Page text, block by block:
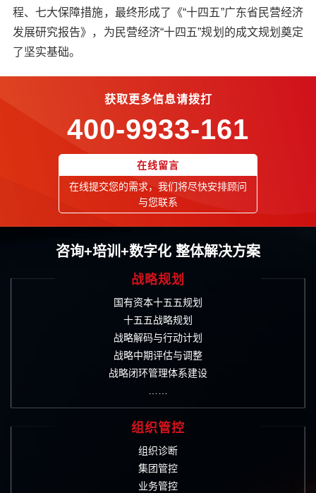
程、七大保障措施，最终形成了《“十四五”广东省民营经济
发展研究报告》，为民营经济“十四五”规划的成文规划奠定
了坚实基础。
获取更多信息请拨打
400-9933-161
在线留言
在线提交您的需求，我们将尽快安排顾问
与您联系
咨询+培训+数字化 整体解决方案
战略规划
国有资本十五五规划
十五五战略规划
战略解码与行动计划
战略中期评估与调整
战略闭环管理体系建设
……
组织管控
组织诊断
集团管控
业务管控